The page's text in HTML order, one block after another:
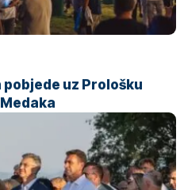
uz Prološku